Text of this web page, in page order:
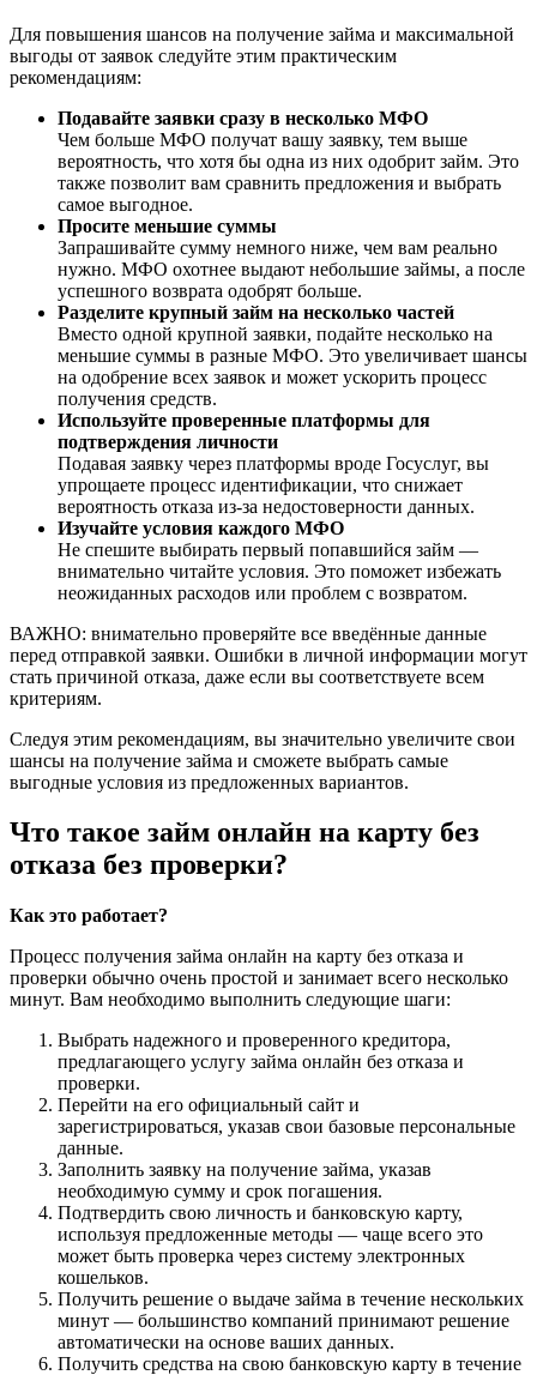
Для повышения шансов на получение займа и максимальной
выгоды от заявок следуйте этим практическим
рекомендациям:
Подавайте заявки сразу в несколько МФО
Чем больше МФО получат вашу заявку, тем выше
вероятность, что хотя бы одна из них одобрит займ. Это
также позволит вам сравнить предложения и выбрать
самое выгодное.
Просите меньшие суммы
Запрашивайте сумму немного ниже, чем вам реально
нужно. МФО охотнее выдают небольшие займы, а после
успешного возврата одобрят больше.
Разделите крупный займ на несколько частей
Вместо одной крупной заявки, подайте несколько на
меньшие суммы в разные МФО. Это увеличивает шансы
на одобрение всех заявок и может ускорить процесс
получения средств.
Используйте проверенные платформы для
подтверждения личности
Подавая заявку через платформы вроде Госуслуг, вы
упрощаете процесс идентификации, что снижает
вероятность отказа из-за недостоверности данных.
Изучайте условия каждого МФО
Не спешите выбирать первый попавшийся займ —
внимательно читайте условия. Это поможет избежать
неожиданных расходов или проблем с возвратом.
ВАЖНО: внимательно проверяйте все введённые данные
перед отправкой заявки. Ошибки в личной информации могут
стать причиной отказа, даже если вы соответствуете всем
критериям.
Следуя этим рекомендациям, вы значительно увеличите свои
шансы на получение займа и сможете выбрать самые
выгодные условия из предложенных вариантов.
Что такое займ онлайн на карту без
отказа без проверки?
Как это работает?
Процесс получения займа онлайн на карту без отказа и
проверки обычно очень простой и занимает всего несколько
минут. Вам необходимо выполнить следующие шаги:
Выбрать надежного и проверенного кредитора,
предлагающего услугу займа онлайн без отказа и
проверки.
Перейти на его официальный сайт и
зарегистрироваться, указав свои базовые персональные
данные.
Заполнить заявку на получение займа, указав
необходимую сумму и срок погашения.
Подтвердить свою личность и банковскую карту,
используя предложенные методы — чаще всего это
может быть проверка через систему электронных
кошельков.
Получить решение о выдаче займа в течение нескольких
минут — большинство компаний принимают решение
автоматически на основе ваших данных.
Получить средства на свою банковскую карту в течение